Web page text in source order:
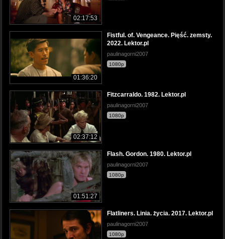
02:17:53
01:36:20
Fistful. of. Vengeance. Pięść. zemsty.
2022. Lektor.pl
paulinagorni2007
1080p
02:37:12
Fitzcarraldo. 1982. Lektor.pl
paulinagorni2007
1080p
01:51:27
Flash. Gordon. 1980. Lektor.pl
paulinagorni2007
1080p
Flatliners. Linia. życia. 2017. Lektor.pl
paulinagorni2007
1080p